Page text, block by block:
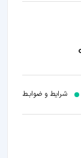
شرایط و ضوابـط